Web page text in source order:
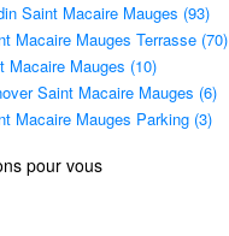
Saint Macaire Mauges (93)
Macaire Mauges Terrasse (70)
Macaire Mauges (10)
Saint Macaire Mauges (6)
Macaire Mauges Parking (3)
pour vous